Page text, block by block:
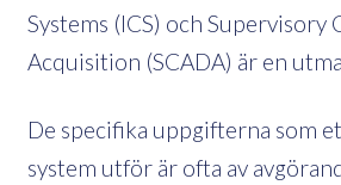
Systems (ICS) och Supervisory
Acquisition (SCADA) är en
De specifika uppgifterna som
system utför är ofta av